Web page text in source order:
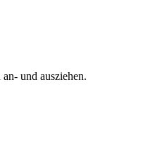
und ausziehen.